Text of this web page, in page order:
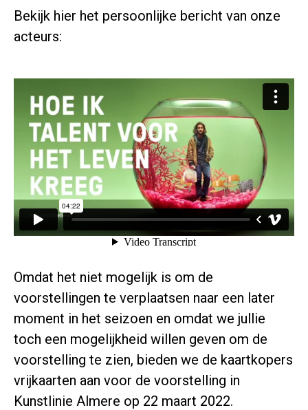
Bekijk hier het persoonlijke bericht van onze
acteurs:
Omdat het niet mogelijk is om de
voorstellingen te verplaatsen naar een later
moment in het seizoen en omdat we jullie
toch een mogelijkheid willen geven om de
voorstelling te zien, bieden we de kaartkopers
vrijkaarten aan voor de voorstelling in
Kunstlinie Almere op 22 maart 2022.